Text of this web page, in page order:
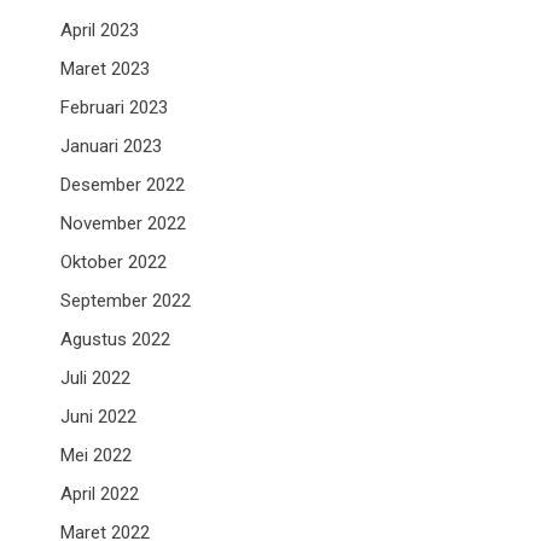
April 2023
Maret 2023
Februari 2023
Januari 2023
Desember 2022
November 2022
Oktober 2022
September 2022
Agustus 2022
Juli 2022
Juni 2022
Mei 2022
April 2022
Maret 2022